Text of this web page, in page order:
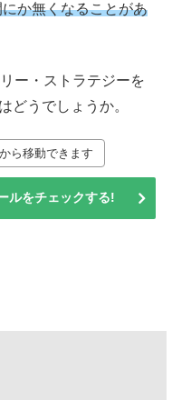
か無くなることがあ
ー・ストラテジーを
どうでしょうか。
ら移動できます
ルをチェックする!